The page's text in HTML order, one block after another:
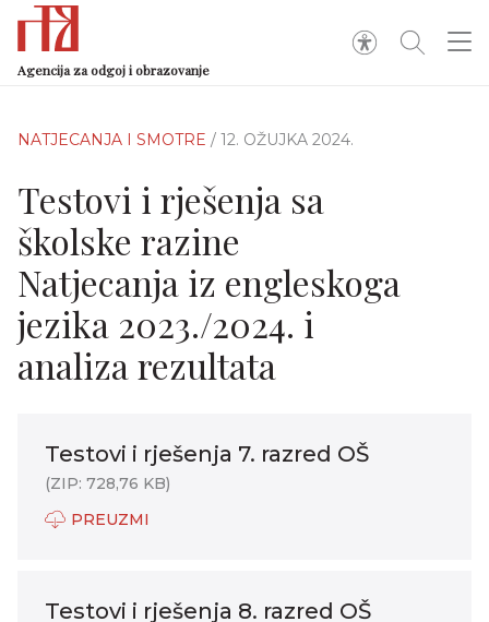
Agencija za odgoj i obrazovanje
NATJECANJA I SMOTRE / 12. OŽUJKA 2024.
Testovi i rješenja sa
školske razine
Natjecanja iz engleskoga
jezika 2023./2024. i
analiza rezultata
Testovi i rješenja 7. razred OŠ
(ZIP: 728,76 KB)
PREUZMI
Testovi i rješenja 8. razred OŠ